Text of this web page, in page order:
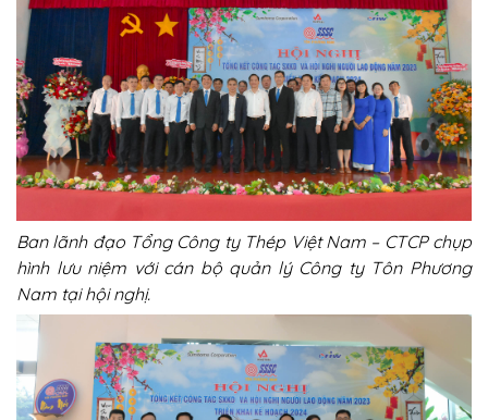
Ban lãnh đạo Tổng Công ty Thép Việt Nam – CTCP chụp
hình lưu niệm với cán bộ quản lý Công ty Tôn Phương
Nam tại hội nghị.